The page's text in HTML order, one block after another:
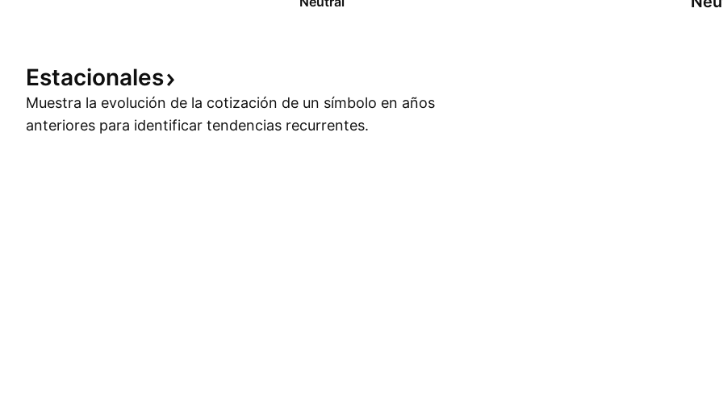
Estacionales
Muestra la evolución de la cotización de un símbolo en años
anteriores para identificar tendencias recurrentes.